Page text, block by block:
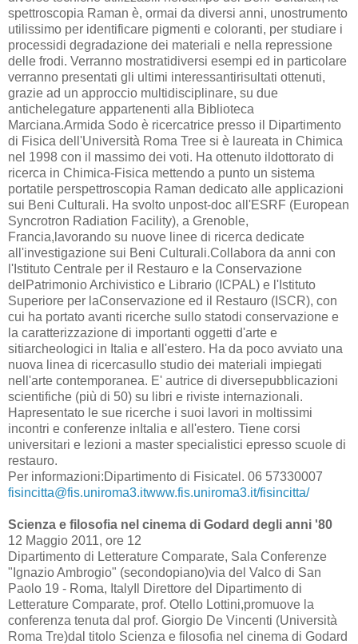
spettroscopia Raman è, ormai da diversi anni, unostrumento
utilissimo per identificare pigmenti e coloranti, per studiare i
processidi degradazione dei materiali e nella repressione
delle frodi. Verranno mostratidiversi esempi ed in particolare
verranno presentati gli ultimi interessantirisultati ottenuti,
grazie ad un approccio multidisciplinare, su due
antichelegature appartenenti alla Biblioteca
Marciana.Armida Sodo è ricercatrice presso il Dipartimento
di Fisica dell'Università Roma Tree si è laureata in Chimica
nel 1998 con il massimo dei voti. Ha ottenuto ildottorato di
ricerca in Chimica-Fisica mettendo a punto un sistema
portatile perspettroscopia Raman dedicato alle applicazioni
sui Beni Culturali. Ha svolto unpost-doc all'ESRF (European
Syncrotron Radiation Facility), a Grenoble,
Francia,lavorando su nuove linee di ricerca dedicate
all'investigazione sui Beni Culturali.Collabora da anni con
l'Istituto Centrale per il Restauro e la Conservazione
delPatrimonio Archivistico e Librario (ICPAL) e l'Istituto
Superiore per laConservazione ed il Restauro (ISCR), con
cui ha portato avanti ricerche sullo statodi conservazione e
la caratterizzazione di importanti oggetti d'arte e
sitiarcheologici in Italia e all'estero. Ha da poco avviato una
nuova linea di ricercasullo studio dei materiali impiegati
nell'arte contemporanea. E' autrice di diversepubblicazioni
scientifiche (più di 50) su libri e riviste internazionali.
Hapresentato le sue ricerche i suoi lavori in moltissimi
incontri e conferenze inItalia e all'estero. Tiene corsi
universitari e lezioni a master specialistici epresso scuole di
restauro.
Per informazioni:Dipartimento di Fisicatel. 06 57330007
fisincitta@fis.uniroma3.itwww.fis.uniroma3.it/fisincitta/
Scienza e filosofia nel cinema di Godard degli anni '80
12 Maggio 2011, ore 12
Dipartimento di Letterature Comparate, Sala Conferenze
"Ignazio Ambrogio" (secondopiano)via del Valco di San
Paolo 19 - Roma, ItalyIl Direttore del Dipartimento di
Letterature Comparate, prof. Otello Lottini,promuove la
conferenza tenuta dal prof. Giorgio De Vincenti (Università
Roma Tre)dal titolo Scienza e filosofia nel cinema di Godard